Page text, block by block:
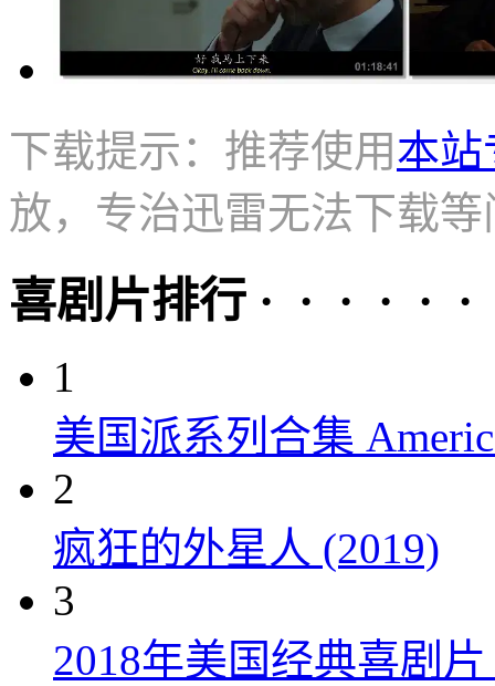
下载提示：推荐使用本站
放，专治迅雷无法下载等
喜剧片排行 · · · · · ·
1
美国派系列合集
2
疯狂的外星人 (2019)
3
2018年美国经典喜剧